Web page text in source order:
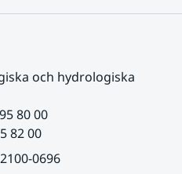
och hydrologiska
80 00
82 00
0696